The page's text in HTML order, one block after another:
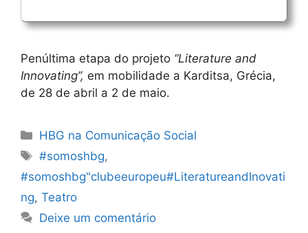
Penúltima etapa do projeto “Literature and
Innovating”, em mobilidade a Karditsa, Grécia,
de 28 de abril a 2 de maio.
Categorias
HBG na Comunicação Social
Etiquetas
#somoshbg,
#somoshbg"clubeeuropeu#LiteratureandInovati
ng, Teatro
Deixe um comentário